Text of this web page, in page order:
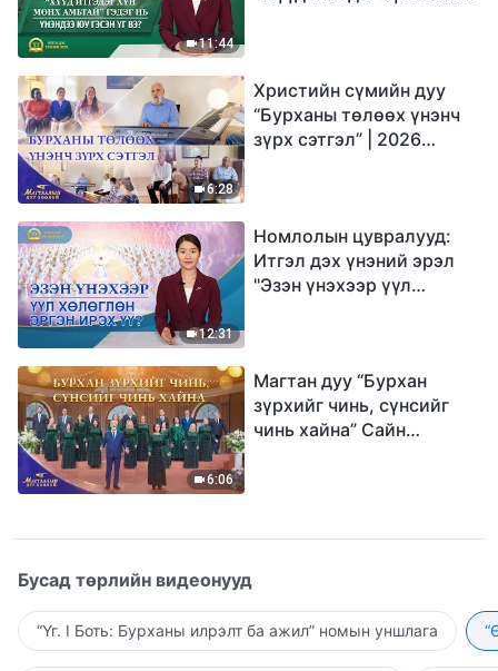
11:44
6:28
Христийн сүмийн дуу
“Бурханы төлөөх үнэнч
зүрх сэтгэл” | 2026
12:31
Номлолын цувралууд:
Итгэл дэх үнэний эрэл
"Эзэн үнэхээр үүл
6:06
Магтан дуу “Бурхан
зүрхийг чинь, сүнсийг
чинь хайна” Сайн
Бусад төрлийн видеонууд
“Үг. I Боть: Бурханы илрэлт ба ажил” номын уншлага